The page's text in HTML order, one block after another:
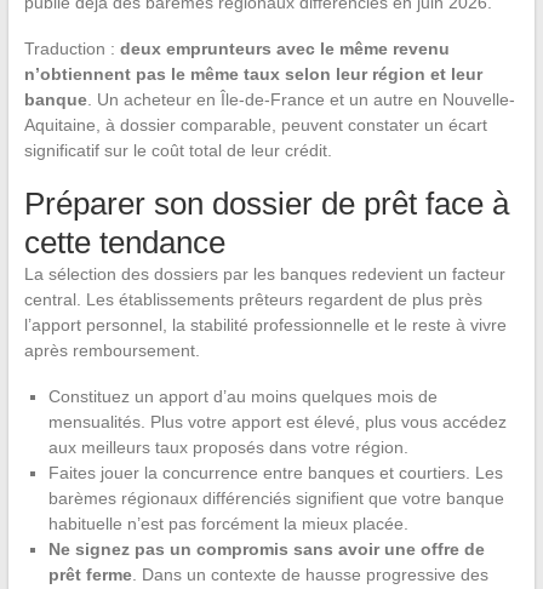
Traduction : deux emprunteurs avec le même revenu
n’obtiennent pas le même taux selon leur région et leur
banque. Un acheteur en Île-de-France et un autre en Nouvelle-
Aquitaine, à dossier comparable, peuvent constater un écart
significatif sur le coût total de leur crédit.
Préparer son dossier de prêt face à
cette tendance
La sélection des dossiers par les banques redevient un facteur
central. Les établissements prêteurs regardent de plus près
l’apport personnel, la stabilité professionnelle et le reste à vivre
après remboursement.
Constituez un apport d’au moins quelques mois de
mensualités. Plus votre apport est élevé, plus vous accédez
aux meilleurs taux proposés dans votre région.
Faites jouer la concurrence entre banques et courtiers. Les
barèmes régionaux différenciés signifient que votre banque
habituelle n’est pas forcément la mieux placée.
Ne signez pas un compromis sans avoir une offre de
prêt ferme. Dans un contexte de hausse progressive des